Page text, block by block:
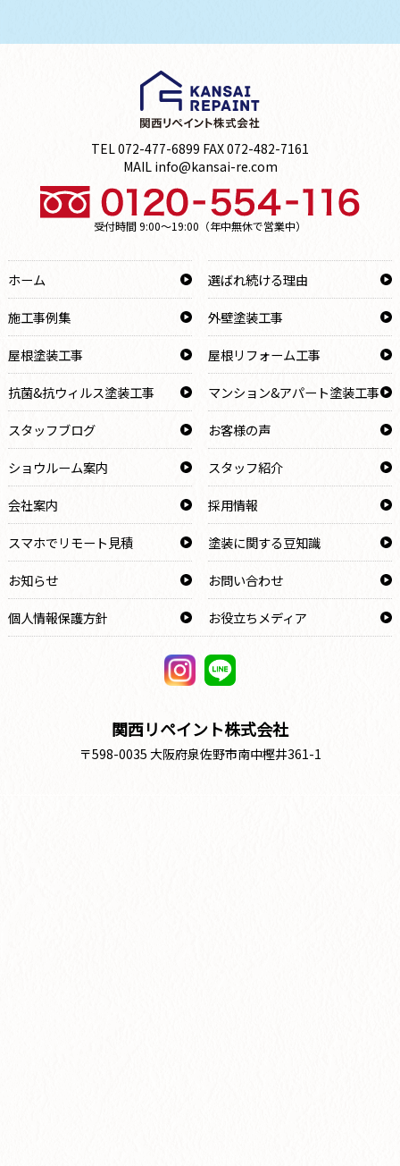
TEL 072-477-6899 FAX 072-482-7161
MAIL info@kansai-re.com
受付時間 9:00～19:00（年中無休で営業中）
ホーム
選ばれ続ける理由
施工事例集
外壁塗装工事
屋根塗装工事
屋根リフォーム工事
抗菌&抗ウィルス塗装工事
マンション&アパート塗装工事
スタッフブログ
お客様の声
ショウルーム案内
スタッフ紹介
会社案内
採用情報
スマホでリモート見積
塗装に関する豆知識
お知らせ
お問い合わせ
個人情報保護方針
お役立ちメディア
関西リペイント株式会社
〒598-0035 大阪府泉佐野市南中樫井361-1